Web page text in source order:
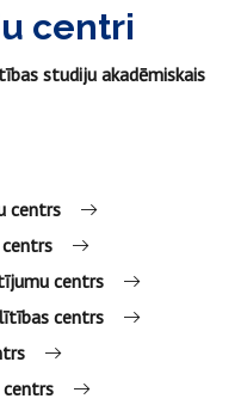
centri
studiju akadēmiskais
centrs
centrs
centrs
centrs